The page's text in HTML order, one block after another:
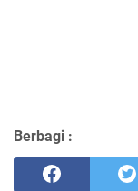
Berbagi :